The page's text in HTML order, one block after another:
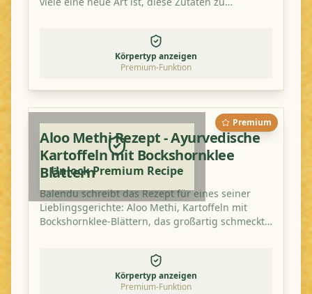
Körpertyp anzeigen
Premium-Funktion
Premium
Unlock Premium Recipe
Aloo Methi Rezept - Ayurvedische
Kartoffeln mit Bockshornklee
Blättern
Balendu schreibt das Rezept für eines seiner
Lieblingsgerichte: Aloo Methi, Kartoffeln mit
Bockshornklee-Blättern, das großartig schmeckt
Körpertyp anzeigen
Premium-Funktion